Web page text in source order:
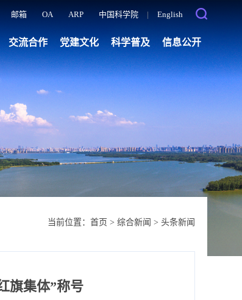
邮箱 OA ARP 中国科学院 | English
交流合作 党建文化 科学普及 信息公开
当前位置： 首页 > 综合新闻 > 头条新闻
旗集体”称号